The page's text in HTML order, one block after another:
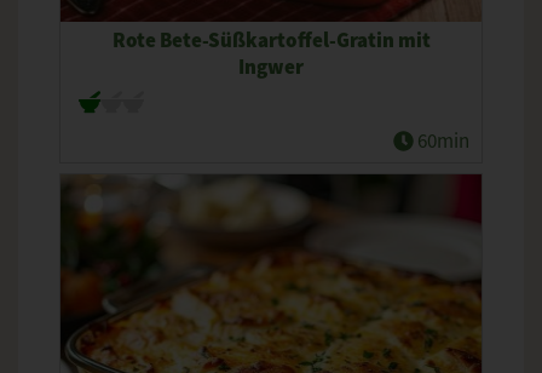
Rote Bete-Süßkartoffel-Gratin mit
Ingwer
60min